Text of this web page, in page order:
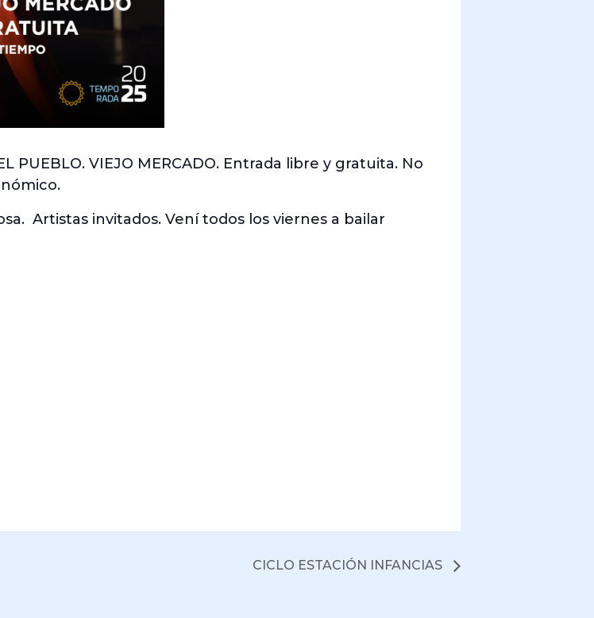
PUEBLO. VIEJO MERCADO. Entrada libre y gratuita. No
Artistas invitados. Vení todos los viernes a bailar
CICLO ESTACIÓN INFANCIAS